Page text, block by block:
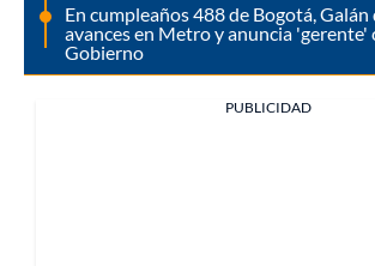
En cumpleaños 488 de Bogotá, Galán
avances en Metro y anuncia 'gerente'
Gobierno
PUBLICIDAD